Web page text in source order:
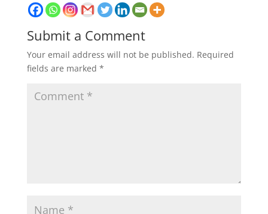
Submit a Comment
Your email address will not be published. Required
fields are marked *